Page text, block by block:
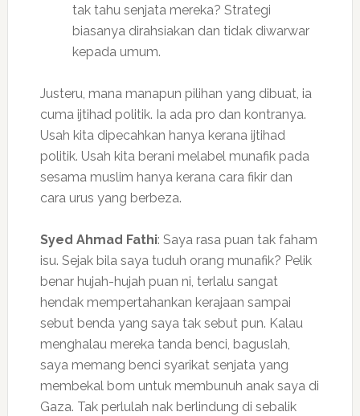
tak tahu senjata mereka? Strategi
biasanya dirahsiakan dan tidak diwarwar
kepada umum.
Justeru, mana manapun pilihan yang dibuat, ia
cuma ijtihad politik. Ia ada pro dan kontranya.
Usah kita dipecahkan hanya kerana ijtihad
politik. Usah kita berani melabel munafik pada
sesama muslim hanya kerana cara fikir dan
cara urus yang berbeza.
Syed Ahmad Fathi: Saya rasa puan tak faham
isu. Sejak bila saya tuduh orang munafik? Pelik
benar hujah-hujah puan ni, terlalu sangat
hendak mempertahankan kerajaan sampai
sebut benda yang saya tak sebut pun. Kalau
menghalau mereka tanda benci, baguslah,
saya memang benci syarikat senjata yang
membekal bom untuk membunuh anak saya di
Gaza. Tak perlulah nak berlindung di sebalik